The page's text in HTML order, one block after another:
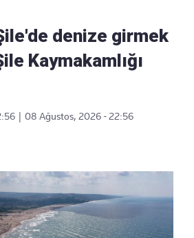
denize girmek
Kaymakamlığı
08 Ağustos, 2026 - 22:56